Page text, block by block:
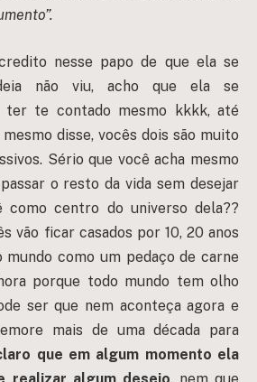
nesse papo de que ela se
não viu, acho que ela se
ter te contado mesmo kkkk, até
disse, vocês dois são muito
Sério que você acha mesmo
o resto da vida sem desejar
como centro do universo dela??
vão ficar casados por 10, 20 anos
como um pedaço de carne
porque todo mundo tem olho
ser que nem aconteça agora e
mais de uma década para
que em algum momento ela
realizar algum desejo, nem que